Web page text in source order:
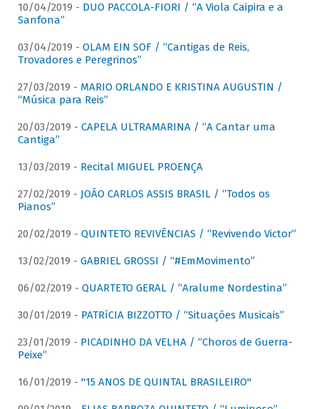
10/04/2019 - DUO PACCOLA-FIORI / “A Viola Caipira e a
Sanfona”
03/04/2019 - OLAM EIN SOF / “Cantigas de Reis,
Trovadores e Peregrinos”
27/03/2019 - MARIO ORLANDO E KRISTINA AUGUSTIN /
“Música para Reis”
20/03/2019 - CAPELA ULTRAMARINA / “A Cantar uma
Cantiga”
13/03/2019 - Recital MIGUEL PROENÇA
27/02/2019 - JOÃO CARLOS ASSIS BRASIL / “Todos os
Pianos”
20/02/2019 - QUINTETO REVIVÊNCIAS / “Revivendo Victor”
13/02/2019 - GABRIEL GROSSI / “#EmMovimento”
06/02/2019 - QUARTETO GERAL / “Aralume Nordestina”
30/01/2019 - PATRíCIA BIZZOTTO / “Situações Musicais”
23/01/2019 - PICADINHO DA VELHA / “Choros de Guerra-
Peixe”
16/01/2019 - "15 ANOS DE QUINTAL BRASILEIRO"